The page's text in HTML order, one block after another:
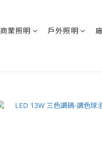
商業照明 戶外照明